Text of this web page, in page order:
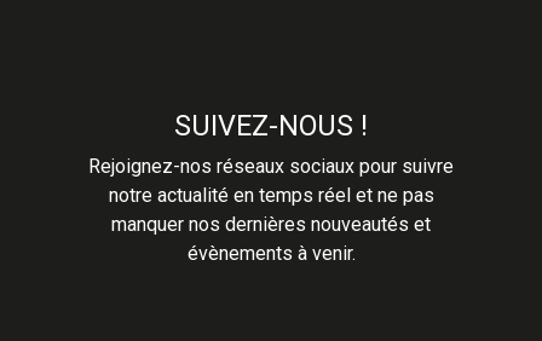
SUIVEZ-NOUS !
Rejoignez-nos réseaux sociaux pour suivre
notre actualité en temps réel et ne pas
manquer nos dernières nouveautés et
évènements à venir.